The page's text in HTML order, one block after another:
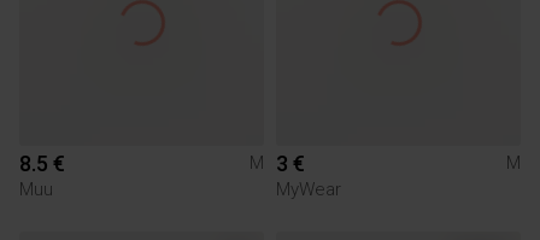
8.5 €
M
Muu
3 €
M
MyWear